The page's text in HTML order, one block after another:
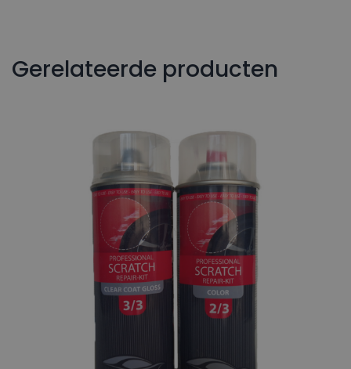
Gerelateerde producten